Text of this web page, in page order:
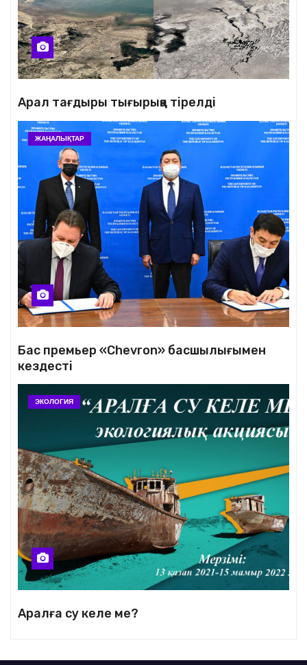
Арал тағдыры тығырыққа тірелді
ЖАҢАЛЫҚТАР
Бас премьер «Chevron» басшылығымен
кездесті
ЭКОЛОГИЯ
Аралға су келе ме?